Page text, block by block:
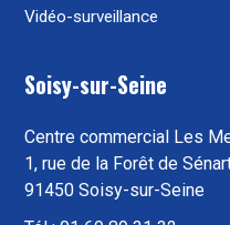
Vidéo-surveillance
Soisy-sur-Seine
Centre commercial Les
1, rue de la Forêt de
91450 Soisy-sur-Seine